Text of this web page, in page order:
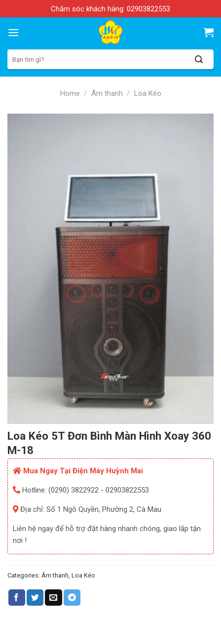
to
content
Chăm sóc khách hàng: 02903822553
for:
Home / Âm thanh / Loa Kéo
Loa Kéo 5T Đơn Bình Màn Hình Xoay 360
M-18
Mua Ngay Tại Điện Máy Huỳnh Mai
Hotline: (0290) 3822922 - 02903822553
Địa chỉ: Số 1 Ngô Quyền, Phường 2, Cà Mau
Liên hệ ngay để hỗ trợ đặt hàng nhanh chóng, giao lắp tận
nơi !
Categories: Âm thanh, Loa Kéo